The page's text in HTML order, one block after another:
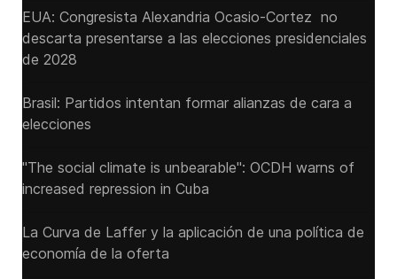
EUA: Congresista Alexandria Ocasio-Cortez no
descarta presentarse a las elecciones presidenciales
de 2028
Brasil: Partidos intentan formar alianzas de cara a
elecciones
"The social climate is unbearable": OCDH warns of
increased repression in Cuba
La Curva de Laffer y la aplicación de una política de
economía de la oferta